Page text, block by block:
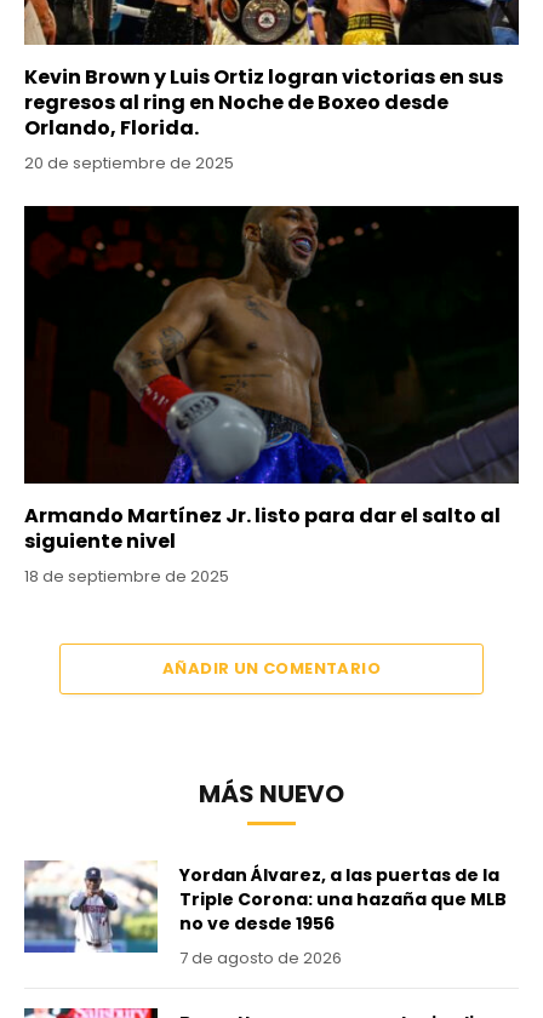
Kevin Brown y Luis Ortiz logran victorias en sus
regresos al ring en Noche de Boxeo desde
Orlando, Florida.
20 de septiembre de 2025
Armando Martínez Jr. listo para dar el salto al
siguiente nivel
18 de septiembre de 2025
AÑADIR UN COMENTARIO
MÁS NUEVO
Yordan Álvarez, a las puertas de la
Triple Corona: una hazaña que MLB
no ve desde 1956
7 de agosto de 2026